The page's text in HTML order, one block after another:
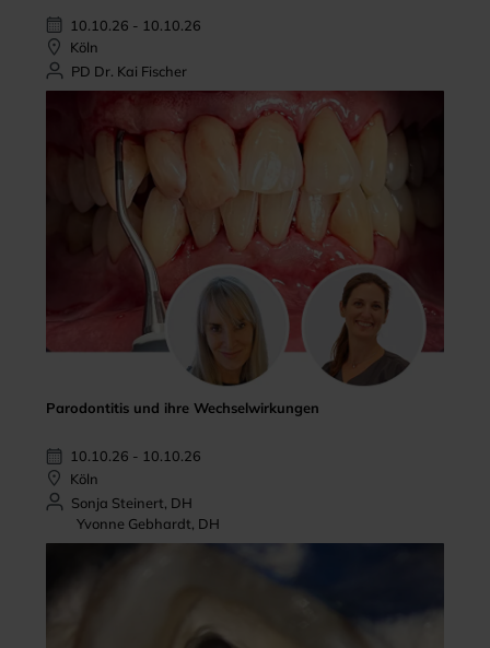
10.10.26 - 10.10.26
Köln
PD Dr. Kai Fischer
Parodontitis und ihre Wechselwirkungen
10.10.26 - 10.10.26
Köln
Sonja Steinert, DH
Yvonne Gebhardt, DH